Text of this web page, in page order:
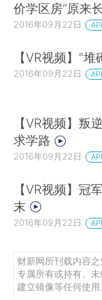
价学区房”原来
2016年09月22日
【VR视频】"
2016年09月22日
【VR视频】叛
求学路
2016年09月22日
【VR视频】冠
末
2016年09月22日
财新网所刊载内容
专属所有或持有。
建立镜像等任何使用